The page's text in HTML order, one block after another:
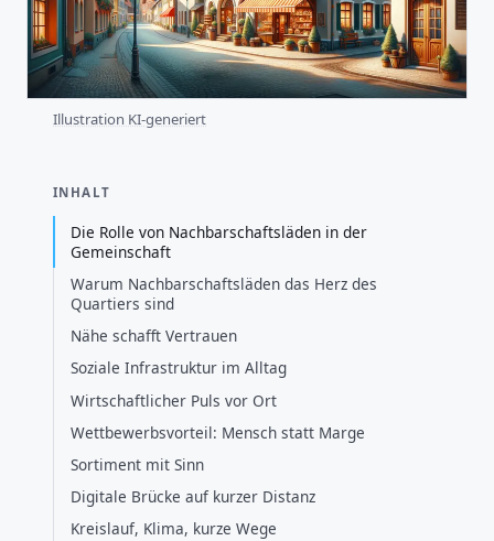
Illustration KI-generiert
INHALT
Die Rolle von Nachbarschaftsläden in der
Gemeinschaft
Warum Nachbarschaftsläden das Herz des
Quartiers sind
Nähe schafft Vertrauen
Soziale Infrastruktur im Alltag
Wirtschaftlicher Puls vor Ort
Wettbewerbsvorteil: Mensch statt Marge
Sortiment mit Sinn
Digitale Brücke auf kurzer Distanz
Kreislauf, Klima, kurze Wege